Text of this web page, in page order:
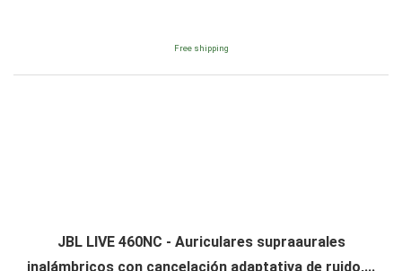
Free shipping
JBL LIVE 460NC - Auriculares supraaurales
inalámbricos con cancelación adaptativa de ruido,...